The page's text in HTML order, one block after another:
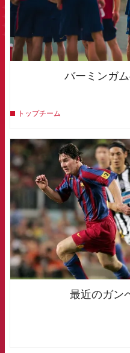
バーミンガ
トップチーム
最近のガン